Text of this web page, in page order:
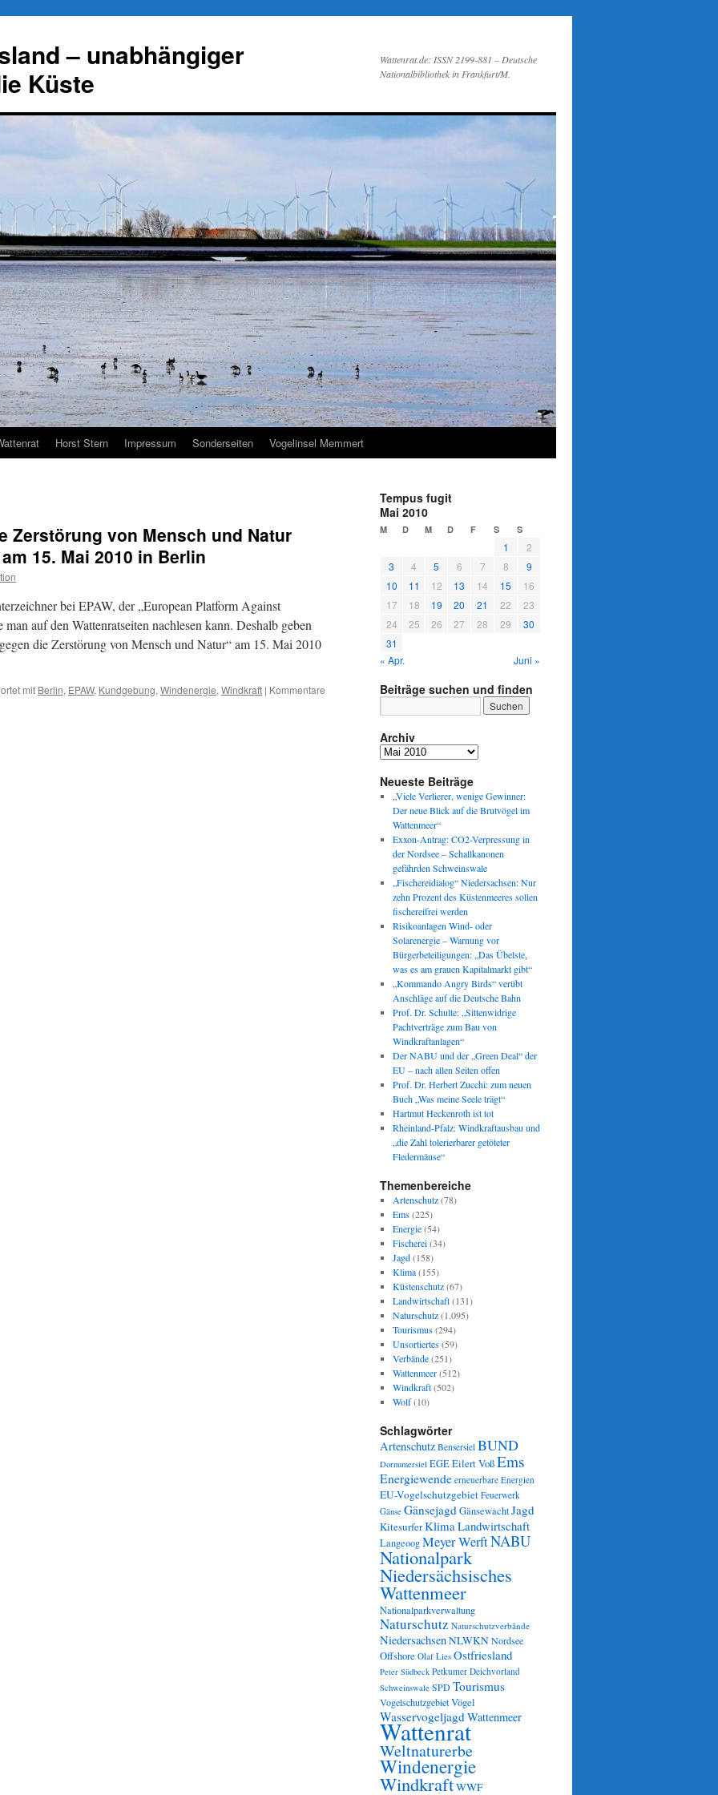
– unabhängiger
Küste
Wattenrat.de: ISSN 2199-881 – Deutsche
Nationalbibliothek in Frankfurt/M.
Horst Stern Impressum Sonderseiten Vogelinsel Memmert
Zerstörung von Mensch und Natur
15. Mai 2010 in Berlin
bei EPAW, der „European Platform Against
auf den Wattenratseiten nachlesen kann. Deshalb geben
die Zerstörung von Mensch und Natur“ am 15. Mai 2010
mit Berlin, EPAW, Kundgebung, Windenergie, Windkraft | Kommentare
Tempus fugit
Mai 2010
M D M D F S S
1
2
3
4 5 6 7 8
9
10
11 12 13 14 15
16
17
18 19 20 21 22
23
24
25 26 27 28 29
30
31
« Apr.
Juni »
Beiträge suchen und finden
Archiv
Archiv
Neueste Beiträge
„Viele Verlierer, wenige Gewinner:
Der neue Blick auf die Brutvögel im
Wattenmeer“
Exxon-Antrag: CO2-Verpressung in
der Nordsee – Schallkanonen
gefährden Schweinswale
„Fischereidialog“ Niedersachsen: Nur
zehn Prozent des Küstenmeeres sollen
fischereifrei werden
Risikoanlagen Wind- oder
Solarenergie – Warnung vor
Bürgerbeteiligungen: „Das Übelste,
was es am grauen Kapitalmarkt gibt“
„Kommando Angry Birds“ verübt
Anschläge auf die Deutsche Bahn
Prof. Dr. Schulte: „Sittenwidrige
Pachtverträge zum Bau von
Windkraftanlagen“
Der NABU und der „Green Deal“ der
EU – nach allen Seiten offen
Prof. Dr. Herbert Zucchi: zum neuen
Buch „Was meine Seele trägt“
Hartmut Heckenroth ist tot
Rheinland-Pfalz: Windkraftausbau und
„die Zahl tolerierbarer getöteter
Fledermäuse“
Themenbereiche
Artenschutz(78)
Ems(225)
Energie(54)
Fischerei(34)
Jagd(158)
Klima(155)
Küstenschutz(67)
Landwirtschaft(131)
Naturschutz(1.095)
Tourismus(294)
Unsortiertes(59)
Verbände(251)
Wattenmeer(512)
Windkraft(502)
Wolf(10)
Schlagwörter
Artenschutz Bensersiel BUND
Dornumersiel EGEEilert VoßEms
Energiewende erneuerbare Energien
EU-Vogelschutzgebiet Feuerwerk
Gänse GänsejagdGänsewachtJagd
KitesurferKlimaLandwirtschaft
LangeoogMeyer WerftNABU
Nationalpark
Niedersächsisches
Wattenmeer
Nationalparkverwaltung
Naturschutz Naturschutzverbände
NiedersachsenNLWKNNordsee
Offshore Olaf Lies Ostfriesland
Peter Südbeck Petkumer Deichvorland
Schweinswale SPDTourismus
VogelschutzgebietVögel
WasservogeljagdWattenmeer
Wattenrat
Weltnaturerbe
Windenergie
WindkraftWWF